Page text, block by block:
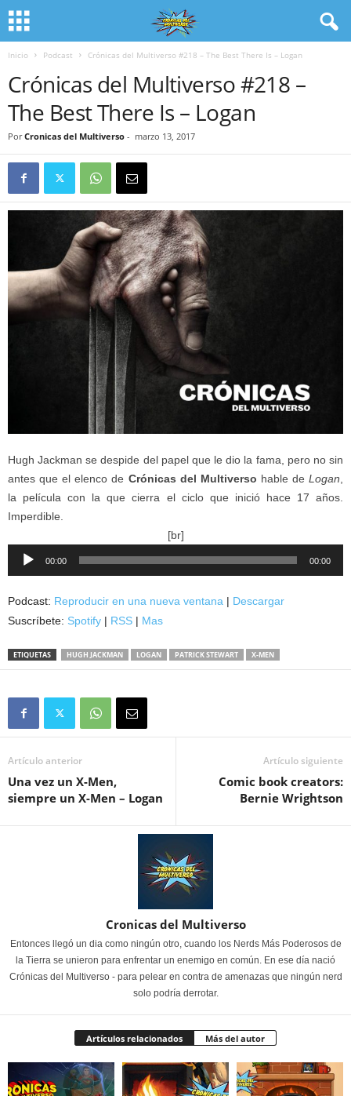
Inicio Podcast Crónicas del Multiverso #218 – The Best There Is – Logan
Crónicas del Multiverso #218 –
The Best There Is – Logan
Por Cronicas del Multiverso - marzo 13, 2017
Hugh Jackman se despide del papel que le dio la fama, pero no sin
antes que el elenco de Crónicas del Multiverso hable deLogan,
la película con la que cierra el ciclo que inició hace 17 años.
Imperdible.
[br]
Reproductor
00:00 00:00
Podcast: Reproducir en una nueva ventana | Descargar
Suscríbete: Spotify | RSS | Mas
ETIQUETAS HUGH JACKMAN LOGAN PATRICK STEWART X-MEN
Artículo anterior
Una vez un X-Men,
siempre un X-Men – Logan
Artículo siguiente
Comic book creators:
Bernie Wrightson
Cronicas del Multiverso
Entonces llegó un dia como ningún otro, cuando los Nerds Más Poderosos de
la Tierra se unieron para enfrentar un enemigo en común. En ese día nació
Crónicas del Multiverso - para pelear en contra de amenazas que ningún nerd
solo podría derrotar.
Artículos relacionados Más del autor